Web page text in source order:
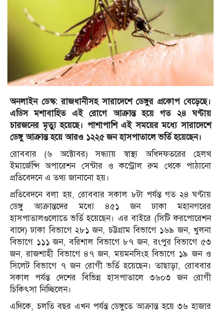
অনলাইন ডেস্ক:রাজধানীসহ সারাদেশে ডেঙ্গুর প্রকোপ বেড়েছে।
এডিস মশাবাহিত এই রোগে আক্রান্ত হয়ে গত ২৪ ঘণ্টায়
চারজনের মৃত্যু হয়েছে। পাশাপাশি এই সময়ের মধ্যে সারাদেশে
ডেঙ্গু আক্রান্ত হয়ে আরও ১২২৫ জন হাসপাতালে ভর্তি হয়েছেন।
রোববার (৬ অক্টোবর) সন্ধ্যায় স্বাস্থ্য অধিদফতরের হেলথ
ইমার্জেন্সি অপারেশন সেন্টার ও কন্ট্রোল রুম থেকে পাঠানো
প্রতিবেদনে এ তথ্য জানানো হয়।
প্রতিবেদনে বলা হয়, রোববার সকাল ৮টা পর্যন্ত গত ২৪ ঘণ্টায়
ডেঙ্গু আক্রান্তদের মধ্যে ৪৫১ জন ঢাকা মহানগরের
হাসপাতালগুলোতে ভর্তি হয়েছেন। এর বাইরে (সিটি করপোরেশন
বাদে) ঢাকা বিভাগে ২৮১ জন, চট্টগ্রাম বিভাগে ১৬৯ জন, খুলনা
বিভাগে ১১১ জন, বরিশাল বিভাগে ৮৭ জন, রংপুর বিভাগে ৫৩
জন, রাজশাহী বিভাগে ৪৭ জন, ময়মনসিংহ বিভাগে ১৯ জন ও
সিলেট বিভাগে ৭ জন রোগী ভর্তি হয়েছেন। তাছাড়া, রোববার
সকাল পর্যন্ত দেশের বিভিন্ন হাসপাতালে ৩৬০৩ জন রোগী
চিকিৎসা নিচ্ছিলেন।
এদিকে, চলতি বছর এখন পর্যন্ত ডেঙ্গুতে আক্রান্ত হয়ে ৩৬ হাজার